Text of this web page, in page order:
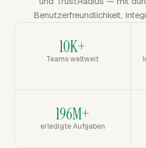
Benutzerfreundlichkeit,
10K+
Teams weltweit
196M+
erledigte Aufgaben